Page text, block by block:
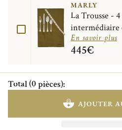
MARLY
La Trousse -
intermédiaire
En savoir plus
445€
Total(0pièces):
AJOUTER